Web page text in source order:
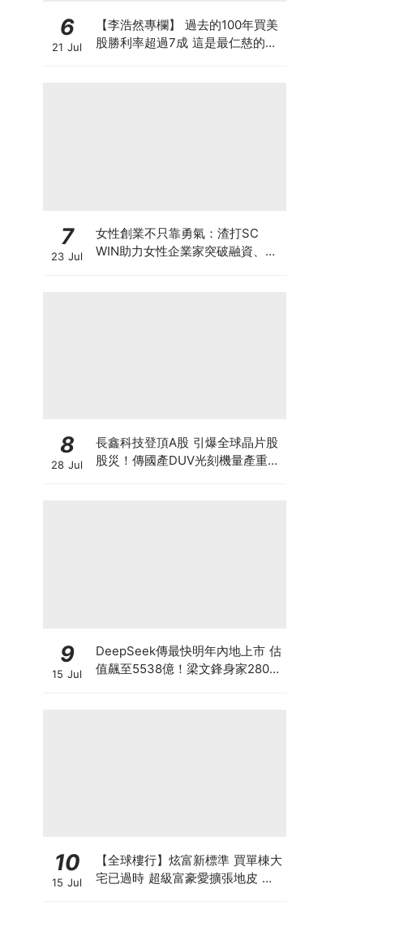
6
21 Jul
【李浩然專欄】 過去的100年買美
股勝利率超過7成 這是最仁慈的賭
7
23 Jul
女性創業不只靠勇氣：渣打SC
WIN助力女性企業家突破融資、網
8
28 Jul
長鑫科技登頂A股 引爆全球晶片股
股災！傳國產DUV光刻機量產重創
9
15 Jul
DeepSeek傳最快明年內地上市 估
值飆至5538億！梁文鋒身家2800
10
15 Jul
【全球樓行】炫富新標準 買單棟大
宅已過時 超級富豪愛擴張地皮 建